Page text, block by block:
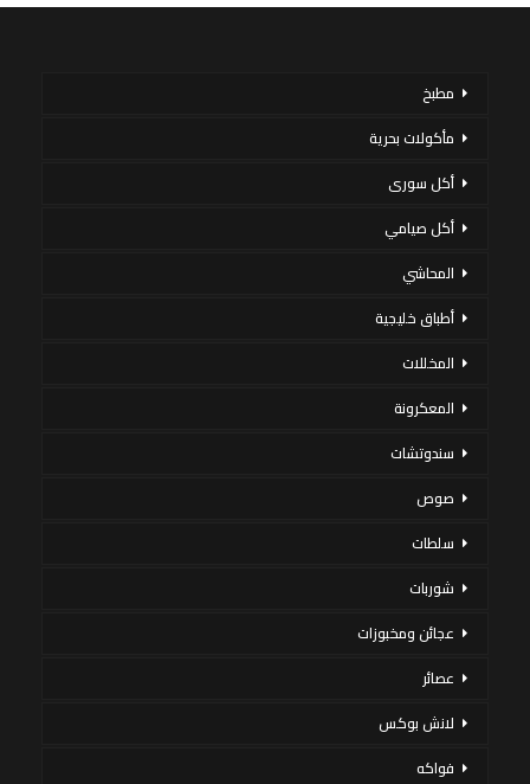
مطبخ
مأكولات بحرية
أكل سورى
أكل صيامي
المحاشي
أطباق خليجية
المخللات
المعكرونة
سندوتشات
صوص
سلطات
شوربات
عجائن ومخبوزات
عصائر
لانش بوكس
فواكه